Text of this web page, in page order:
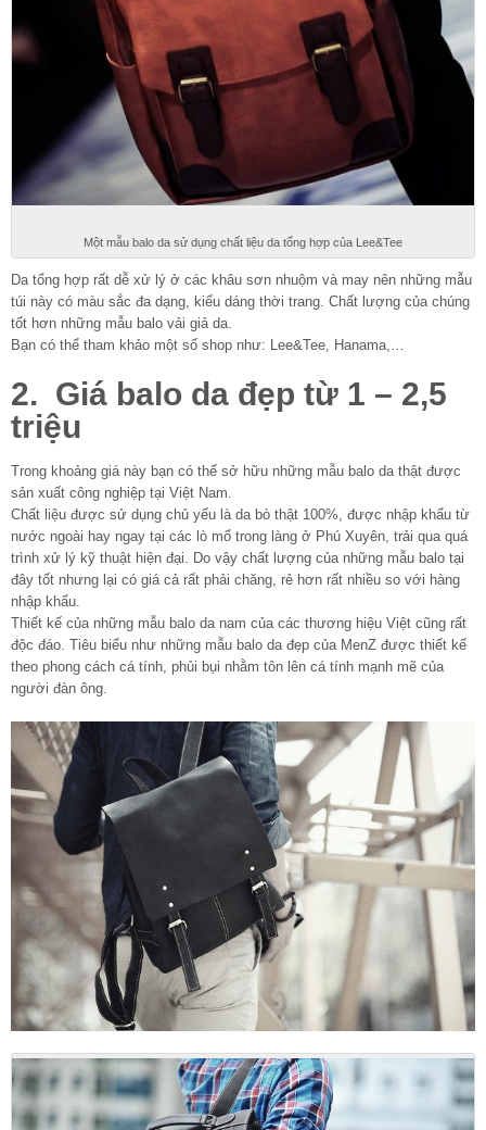
Một mẫu balo da sử dụng chất liệu da tổng hợp của Lee&Tee
Da tổng hợp rất dễ xử lý ở các khâu sơn nhuộm và may nên những mẫu
túi này có màu sắc đa dạng, kiểu dáng thời trang. Chất lượng của chúng
tốt hơn những mẫu balo vải giả da.
Bạn có thể tham khảo một số shop như: Lee&Tee, Hanama,…
2. Giá balo da đẹp từ 1 – 2,5
triệu
Trong khoảng giá này bạn có thể sở hữu những mẫu balo da thật được
sản xuất công nghiệp tại Việt Nam.
Chất liệu được sử dụng chủ yếu là da bò thật 100%, được nhập khẩu từ
nước ngoài hay ngay tại các lò mổ trong làng ở Phú Xuyên, trải qua quá
trình xử lý kỹ thuật hiện đại. Do vậy chất lượng của những mẫu balo tại
đây tốt nhưng lại có giá cả rất phải chăng, rẻ hơn rất nhiều so với hàng
nhập khẩu.
Thiết kế của những mẫu balo da nam của các thương hiệu Việt cũng rất
độc đáo. Tiêu biểu như những mẫu balo da đẹp của MenZ được thiết kế
theo phong cách cá tính, phủi bụi nhằm tôn lên cá tính mạnh mẽ của
người đàn ông.